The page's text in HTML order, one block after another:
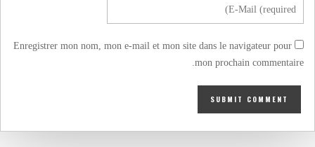
Enregistrer mon nom, mon e-mail et mon site dans le navigateur pour
mon prochain commentaire.